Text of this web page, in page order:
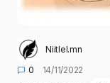
Niitlel.mn
0
14/11/2022